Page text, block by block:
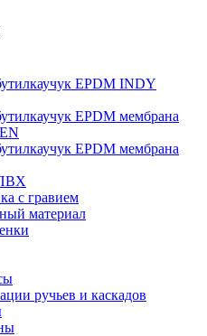
EPDM INDY
EPDM мембрана
EPDM мембрана
с гравием
материал
ручьев и каскадов